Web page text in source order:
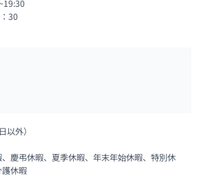
30
以外）
慶弔休暇、夏季休暇、年末年始休暇、特別休
休暇